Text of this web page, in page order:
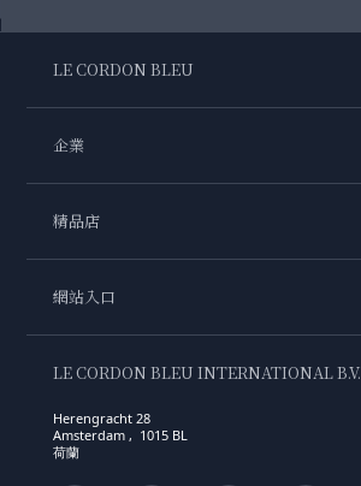
LE CORDON BLEU
企業
精品店
網站入口
LE CORDON BLEU INTERNATIONAL B.V.
Herengracht 28
Amsterdam , 1015 BL
荷蘭